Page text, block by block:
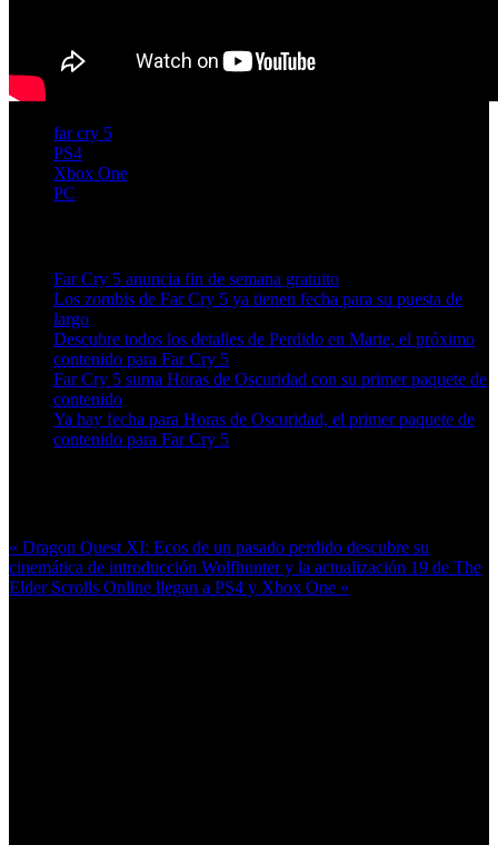
far cry 5
PS4
Xbox One
PC
Far Cry 5 anuncia fin de semana gratuito
Los zombis de Far Cry 5 ya tienen fecha para su puesta de
largo
Descubre todos los detalles de Perdido en Marte, el próximo
contenido para Far Cry 5
Far Cry 5 suma Horas de Oscuridad con su primer paquete de
contenido
Ya hay fecha para Horas de Oscuridad, el primer paquete de
contenido para Far Cry 5
« Dragon Quest XI: Ecos de un pasado perdido descubre su
cinemática de introducción Wolfhunter y la actualización 19 de The
Elder Scrolls Online llegan a PS4 y Xbox One »